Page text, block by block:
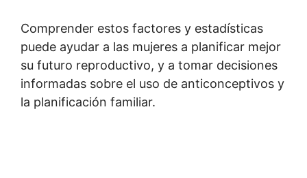
Comprender estos factores y estadísticas
puede ayudar a las mujeres a planificar mejor
su futuro reproductivo, y a tomar decisiones
informadas sobre el uso de anticonceptivos y
la planificación familiar.